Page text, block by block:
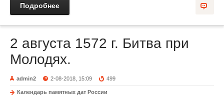
Подробнее
2 августа 1572 г. Битва при
Молодях.
admin2 2-08-2018, 15:09 499
Календарь памятных дат России